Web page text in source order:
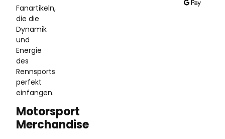
Fanartikeln,
die die
Dynamik
und
Energie
des
Rennsports
perfekt
einfangen.
Motorsport
Merchandise